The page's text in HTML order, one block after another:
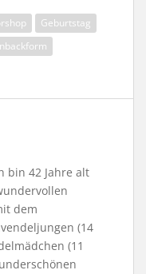
Geburtstag
bin 42 Jahre alt
dem
(14
(11